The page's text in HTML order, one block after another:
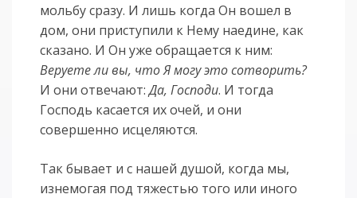
мольбу сразу. И лишь когда Он вошел в
дом, они приступили к Нему наедине, как
сказано. И Он уже обращается к ним:
Веруете ли вы, что Я могу это сотворить?
И они отвечают:Да, Господи. И тогда
Господь касается их очей, и они
совершенно исцеляются.
Так бывает и с нашей душой, когда мы,
изнемогая под тяжестью того или иного